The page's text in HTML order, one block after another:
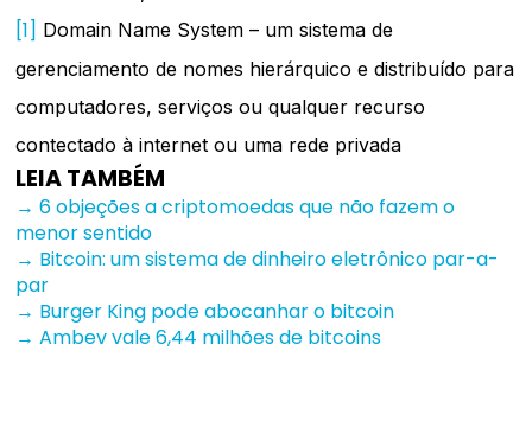
[1] Domain Name System – um sistema de
gerenciamento de nomes hierárquico e distribuído para
computadores, serviços ou qualquer recurso
contectado à internet ou uma rede privada
LEIA TAMBÉM
→ 6 objeções a criptomoedas que não fazem o
menor sentido
→ Bitcoin: um sistema de dinheiro eletrônico par-a-
par
→ Burger King pode abocanhar o bitcoin
→ Ambev vale 6,44 milhões de bitcoins